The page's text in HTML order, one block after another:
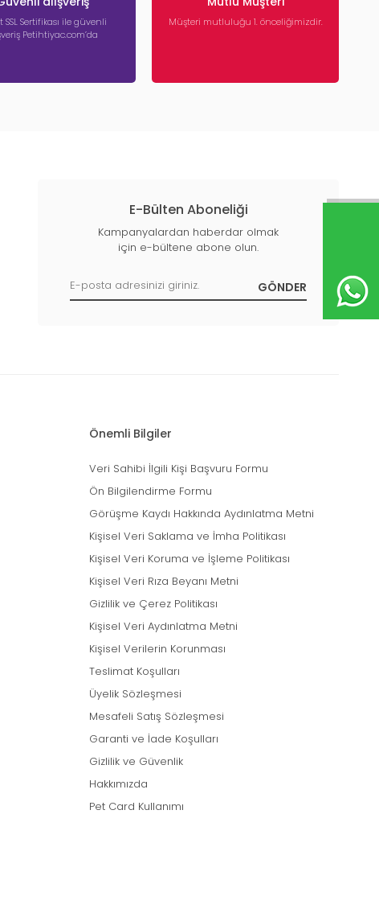
SSL Sertifikası ile güvenli
Petihtiyac.com’da
Müşteri mutluluğu 1. önceliğimizdir.
E-Bülten Aboneliği
Kampanyalardan haberdar olmak
için e-bültene abone olun.
Önemli Bilgiler
Veri Sahibi İlgili Kişi Başvuru Formu
Ön Bilgilendirme Formu
Görüşme Kaydı Hakkında Aydınlatma Metni
Kişisel Veri Saklama ve İmha Politikası
Kişisel Veri Koruma ve İşleme Politikası
Kişisel Veri Rıza Beyanı Metni
Gizlilik ve Çerez Politikası
Kişisel Veri Aydınlatma Metni
Kişisel Verilerin Korunması
Teslimat Koşulları
Üyelik Sözleşmesi
Mesafeli Satış Sözleşmesi
Garanti ve İade Koşulları
Gizlilik ve Güvenlik
Hakkımızda
Pet Card Kullanımı